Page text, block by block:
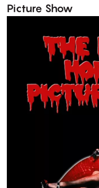
Picture Show